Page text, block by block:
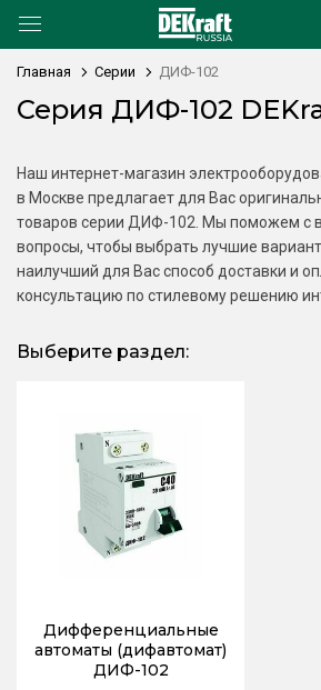
Главная Серии ДИФ-102
Серия ДИФ-102
Наш интернет-магазин
в Москве предлагает для Вас
товаров серии ДИФ-102. Мы поможем с
вопросы, чтобы выбрать лучшие
наилучший для Вас способ доставки и
консультацию по стилевому решению
Выберите раздел:
Дифференциальные
автоматы (дифавтомат)
ДИФ-102